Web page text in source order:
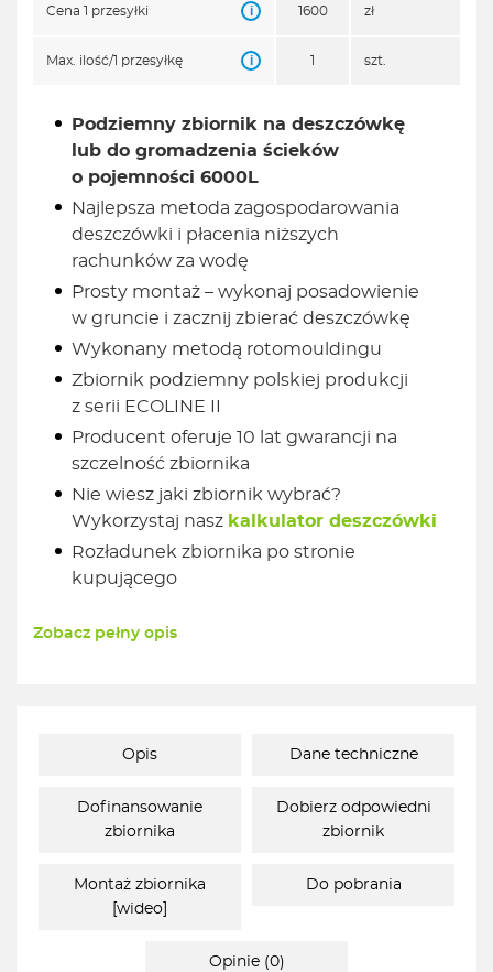
Cena 1 przesyłki i 1600 zł
Max. ilość/1 przesyłkę i szt.
Podziemny zbiornik na deszczówkę
lub do gromadzenia ścieków
o pojemności 6000L
Najlepsza metoda zagospodarowania
deszczówki i płacenia niższych
rachunków za wodę
Prosty montaż – wykonaj posadowienie
w gruncie i zacznij zbierać deszczówkę
Wykonany metodą rotomouldingu
Zbiornik podziemny polskiej produkcji
z serii ECOLINE II
Producent oferuje 10 lat gwarancji na
szczelność zbiornika
Nie wiesz jaki zbiornik wybrać?
Wykorzystaj nasz kalkulator deszczówki
Rozładunek zbiornika po stronie
kupującego
Zobacz pełny opis
Opis Dane techniczne
Dofinansowanie
zbiornika
Dobierz odpowiedni
zbiornik
Montaż zbiornika
[wideo]
Do pobrania
Opinie (0)